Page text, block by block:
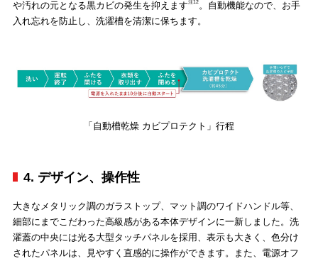
や汚れの元となる黒カビの発生を抑えます注12。自動機能なので、お手
入れ忘れを防止し、洗濯槽を清潔に保ちます。
「自動槽乾燥 カビプロテクト」行程
4. デザイン、操作性
大きなメタリック調のガラストップ、マット調のワイドハンドル等、
細部にまでこだわった高級感がある本体デザインに一新しました。洗
濯蓋の中央には光る大型タッチパネルを採用、表示も大きく、色分け
されたパネルは、見やすく直感的に操作ができます。また、電源オフ